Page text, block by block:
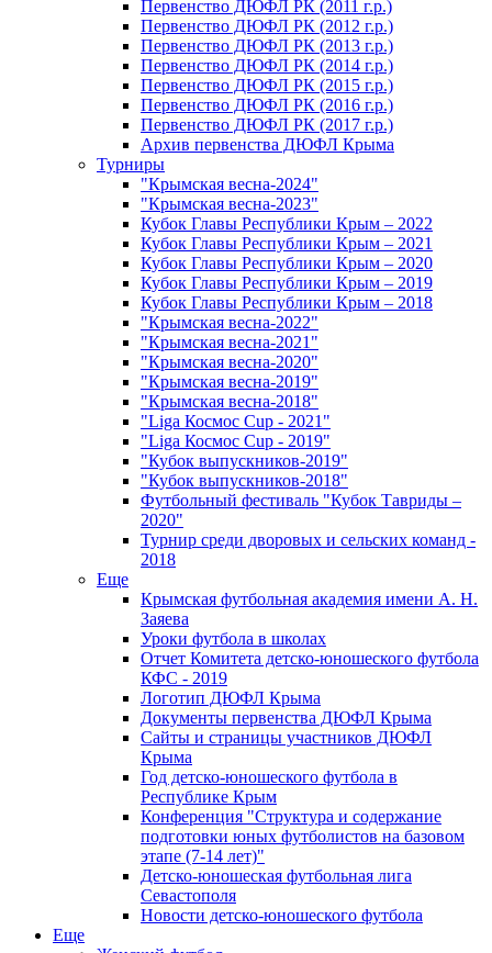
Первенство ДЮФЛ РК (2011 г.р.)
Первенство ДЮФЛ РК (2012 г.р.)
Первенство ДЮФЛ РК (2013 г.р.)
Первенство ДЮФЛ РК (2014 г.р.)
Первенство ДЮФЛ РК (2015 г.р.)
Первенство ДЮФЛ РК (2016 г.р.)
Первенство ДЮФЛ РК (2017 г.р.)
Архив первенства ДЮФЛ Крыма
Турниры
"Крымская весна-2024"
"Крымская весна-2023"
Кубок Главы Республики Крым – 2022
Кубок Главы Республики Крым – 2021
Кубок Главы Республики Крым – 2020
Кубок Главы Республики Крым – 2019
Кубок Главы Республики Крым – 2018
"Крымская весна-2022"
"Крымская весна-2021"
"Крымская весна-2020"
"Крымская весна-2019"
"Крымская весна-2018"
"Liga Космос Cup - 2021"
"Liga Космос Cup - 2019"
"Кубок выпускников-2019"
"Кубок выпускников-2018"
Футбольный фестиваль "Кубок Тавриды –
2020"
Турнир среди дворовых и сельских команд -
2018
Еще
Крымская футбольная академия имени А. Н.
Заяева
Уроки футбола в школах
Отчет Комитета детско-юношеского футбола
КФС - 2019
Логотип ДЮФЛ Крыма
Документы первенства ДЮФЛ Крыма
Сайты и страницы участников ДЮФЛ
Крыма
Год детско-юношеского футбола в
Республике Крым
Конференция "Структура и содержание
подготовки юных футболистов на базовом
этапе (7-14 лет)"
Детско-юношеская футбольная лига
Севастополя
Новости детско-юношеского футбола
Еще